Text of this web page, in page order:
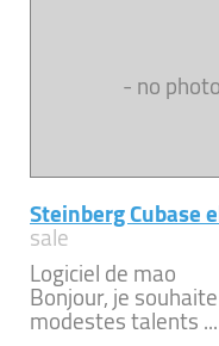
- no
Steinberg Cubase
sale
Logiciel de mao
Bonjour, je
modestes talents ...